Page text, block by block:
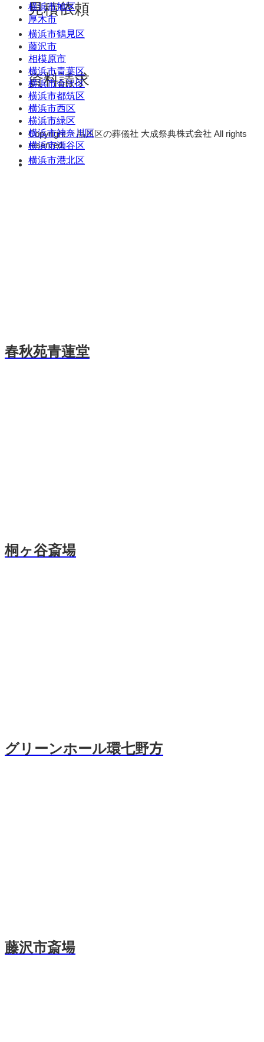
見積依頼
資料請求
Copyright ・品川区の葬儀社 大成祭典株式会社 All rights
reserved.
横浜市旭区
厚木市
横浜市鶴見区
藤沢市
相模原市
横浜市青葉区
横浜市金沢区
横浜市都筑区
横浜市西区
横浜市緑区
横浜市神奈川区
横浜市瀬谷区
横浜市港北区
春秋苑青蓮堂
桐ヶ谷斎場
グリーンホール環七野方
藤沢市斎場